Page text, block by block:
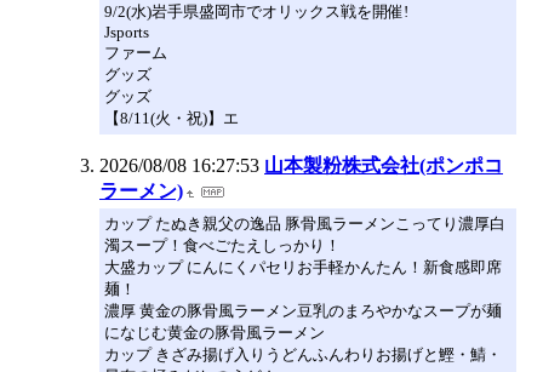
9/2(水)岩手県盛岡市でオリックス戦を開催!
Jsports
ファーム
グッズ
グッズ
【8/11(火・祝)】エ
2026/08/08 16:27:53 山本製粉株式会社(ポンポコ
ラーメン)
カップ たぬき親父の逸品 豚骨風ラーメンこってり濃厚白
濁スープ！食べごたえしっかり！
大盛カップ にんにくパセリお手軽かんたん！新食感即席
麺！
濃厚 黄金の豚骨風ラーメン豆乳のまろやかなスープが麺
になじむ黄金の豚骨風ラーメン
カップ きざみ揚げ入りうどんふんわりお揚げと鰹・鯖・